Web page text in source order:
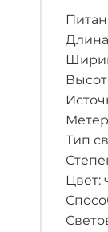
Тип
Цвет: